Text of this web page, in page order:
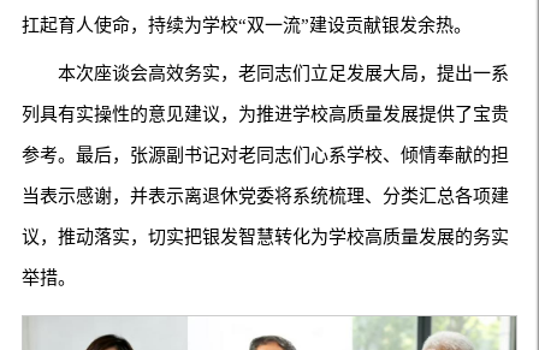
扛起育人使命，持续为学校“双一流”建设贡献银发余热。
本次座谈会高效务实，老同志们立足发展大局，提出一系
列具有实操性的意见建议，为推进学校高质量发展提供了宝贵
参考。最后，张源副书记对老同志们心系学校、倾情奉献的担
当表示感谢，并表示离退休党委将系统梳理、分类汇总各项建
议，推动落实，切实把银发智慧转化为学校高质量发展的务实
举措。